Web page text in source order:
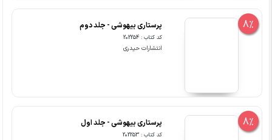
8% پرستاری بیهوشی - جلد دوم
کد کتاب : 202254
انتشارات حیدری
8% پرستاری بیهوشی - جلد اول
کد کتاب : 202253